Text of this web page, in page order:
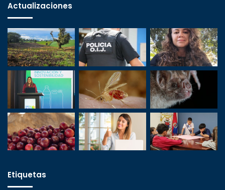
Actualizaciones
Etiquetas